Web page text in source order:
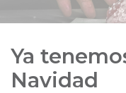
Ya
Navidad